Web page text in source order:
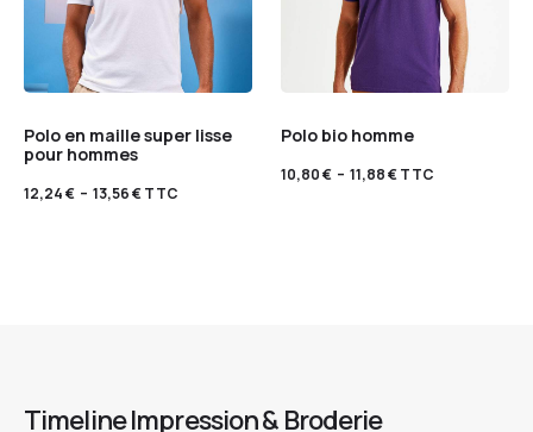
Polo en maille super lisse
pour hommes
12,24€ – 13,56€TTC
Polo bio homme
10,80€ – 11,88€TTC
Timeline Impression & Broderie